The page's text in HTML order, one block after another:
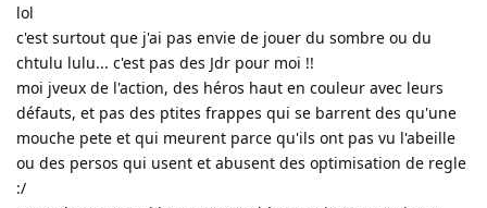
lol
c'est surtout que j'ai pas envie de jouer du sombre ou du
chtulu lulu... c'est pas des Jdr pour moi !!
moi jveux de l'action, des héros haut en couleur avec leurs
défauts, et pas des ptites frappes qui se barrent des qu'une
mouche pete et qui meurent parce qu'ils ont pas vu l'abeille
ou des persos qui usent et abusent des optimisation de regle
:/